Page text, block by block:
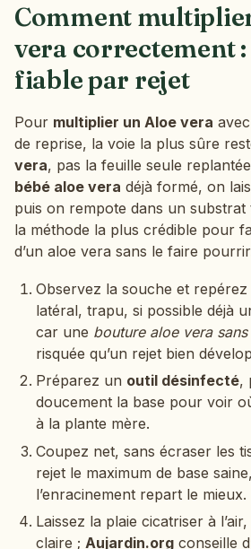
Comment
vera correctement
fiable par rejet
Pour multiplier un Aloe vera
de reprise, la voie la plus sûre
vera, pas la feuille seule
bébé aloe vera déjà formé, on
puis on rempote dans un substrat
la méthode la plus crédible pour
d’un aloe vera sans le faire
Observez la souche et repérez
latéral, trapu, si possible déjà
car une bouture aloe vera
risquée qu’un rejet bien
Préparez un outil désinfecté,
doucement la base pour voir
à la plante mère.
Coupez net, sans écraser les
rejet le maximum de base
l’enracinement repart le mieux.
Laissez la plaie cicatriser à
claire ; Aujardin.org conseille